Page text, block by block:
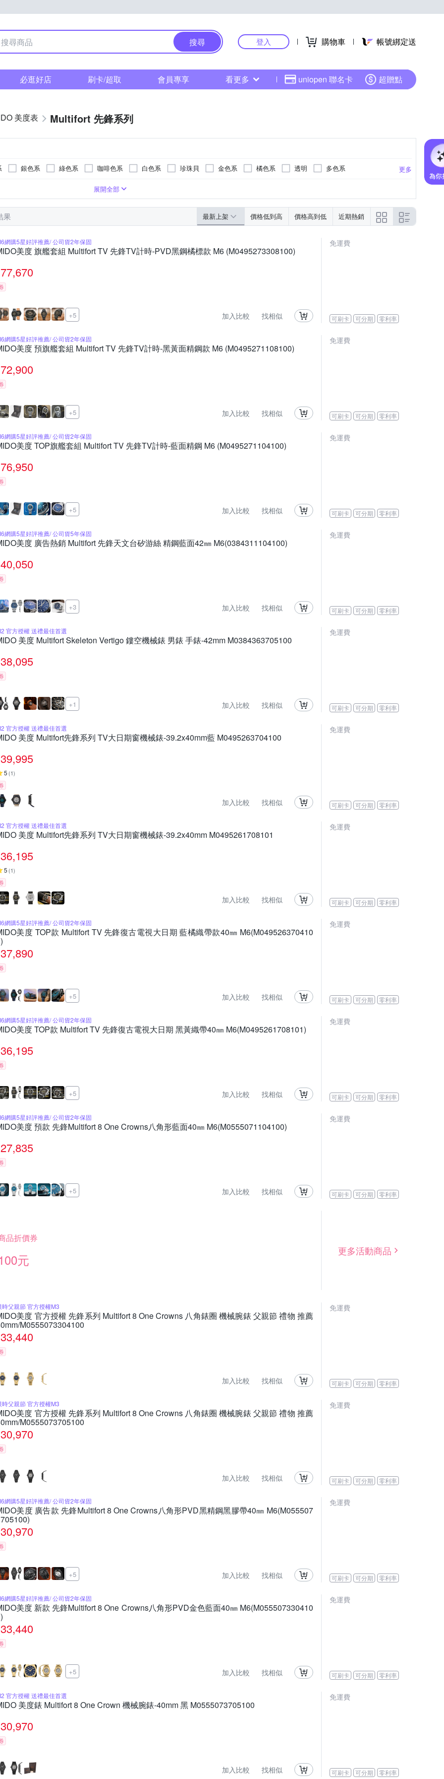
搜尋 登入 購物車 帳號綁定送
必逛好店 刷卡/超取 會員專享 看更多 uniopen 聯名卡 超贈點
美度表 Multifort 先鋒系列
更多
銀色系 綠色系 咖啡色系 白色系 珍珠貝 金色系 橘色系 透明
多色系
玫瑰金色系 橘色系
一般摺疊錶扣
帆布錶帶
展開全部
果 最新上架 價格低到高 價格高到低 近期熱銷
網購5星好評推薦/ 公司貨2年保固
美度 旗艦套組 Multifort TV 先鋒TV計時-PVD黑鋼橘標款 M6 (M0495273308100)
77,670
+5 加入比較 找相似
免運費
可刷卡 可分期 零利率
網購5星好評推薦/ 公司貨2年保固
美度 預旗艦套組 Multifort TV 先鋒TV計時-黑黃面精鋼款 M6 (M0495271108100)
72,900
+5 加入比較 找相似
免運費
可刷卡 可分期 零利率
網購5星好評推薦/ 公司貨2年保固
美度 TOP旗艦套組 Multifort TV 先鋒TV計時-藍面精鋼 M6 (M0495271104100)
76,950
+5 加入比較 找相似
免運費
可刷卡 可分期 零利率
網購5星好評推薦/ 公司貨5年保固
美度 廣告熱銷 Multifort 先鋒天文台矽游絲 精鋼藍面42㎜ M6(0384311104100)
40,050
+3 加入比較 找相似
免運費
可刷卡 可分期 零利率
官方授權 送禮最佳首選
美度 Multifort Skeleton Vertigo 鏤空機械錶 男錶 手錶-42mm M0384363705100
38,095
+1 加入比較 找相似
免運費
可刷卡 可分期 零利率
官方授權 送禮最佳首選
美度 Multifort先鋒系列 TV大日期窗機械錶-39.2x40mm藍 M0495263704100
39,995
5 (1)
加入比較 找相似
免運費
可刷卡 可分期 零利率
官方授權 送禮最佳首選
美度 Multifort先鋒系列 TV大日期窗機械錶-39.2x40mm M0495261708101
36,195
5 (1)
加入比較 找相似
免運費
可刷卡 可分期 零利率
網購5星好評推薦/ 公司貨2年保固
美度 TOP款 Multifort TV 先鋒復古電視大日期 藍橘織帶款40㎜ M6(M049526370410
37,890
+5 加入比較 找相似
免運費
可刷卡 可分期 零利率
網購5星好評推薦/ 公司貨2年保固
美度 TOP款 Multifort TV 先鋒復古電視大日期 黑黃織帶40㎜ M6(M0495261708101)
36,195
+5 加入比較 找相似
免運費
可刷卡 可分期 零利率
網購5星好評推薦/ 公司貨2年保固
美度 預款 先鋒Multifort 8 One Crowns八角形藍面40㎜ M6(M0555071104100)
27,835
+5 加入比較 找相似
免運費
可刷卡 可分期 零利率
品折價券
元
更多活動商品
時父親節 官方授權M3
美度 官方授權 先鋒系列 Multifort 8 One Crowns 八角錶圈 機械腕錶 父親節 禮物 推薦
M0555073304100
33,440
加入比較 找相似
免運費
可刷卡 可分期 零利率
時父親節 官方授權M3
美度 官方授權 先鋒系列 Multifort 8 One Crowns 八角錶圈 機械腕錶 父親節 禮物 推薦
M0555073705100
30,970
加入比較 找相似
免運費
可刷卡 可分期 零利率
網購5星好評推薦/ 公司貨2年保固
美度 廣告款 先鋒Multifort 8 One Crowns八角形PVD黑精鋼黑膠帶40㎜ M6(M055507
30,970
+5 加入比較 找相似
免運費
可刷卡 可分期 零利率
網購5星好評推薦/ 公司貨2年保固
美度 新款 先鋒Multifort 8 One Crowns八角形PVD金色藍面40㎜ M6(M055507330410
33,440
+5 加入比較 找相似
免運費
可刷卡 可分期 零利率
官方授權 送禮最佳首選
美度錶 Multifort 8 One Crown 機械腕錶-40mm 黑 M0555073705100
30,970
加入比較 找相似
免運費
可刷卡 可分期 零利率